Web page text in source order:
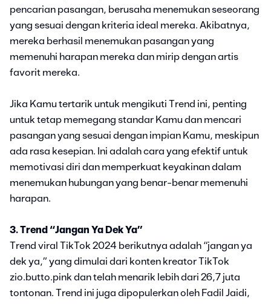
pencarian pasangan, berusaha menemukan seseorang
yang sesuai dengan kriteria ideal mereka. Akibatnya,
mereka berhasil menemukan pasangan yang
memenuhi harapan mereka dan mirip dengan artis
favorit mereka.
Jika Kamu tertarik untuk mengikuti Trend ini, penting
untuk tetap memegang standar Kamu dan mencari
pasangan yang sesuai dengan impian Kamu, meskipun
ada rasa kesepian. Ini adalah cara yang efektif untuk
memotivasi diri dan memperkuat keyakinan dalam
menemukan hubungan yang benar-benar memenuhi
harapan.
3. Trend “Jangan Ya Dek Ya”
Trend viral TikTok 2024 berikutnya adalah “jangan ya
dek ya,” yang dimulai dari konten kreator TikTok
zio.butto.pink dan telah menarik lebih dari 26,7 juta
tontonan. Trend ini juga dipopulerkan oleh Fadil Jaidi,